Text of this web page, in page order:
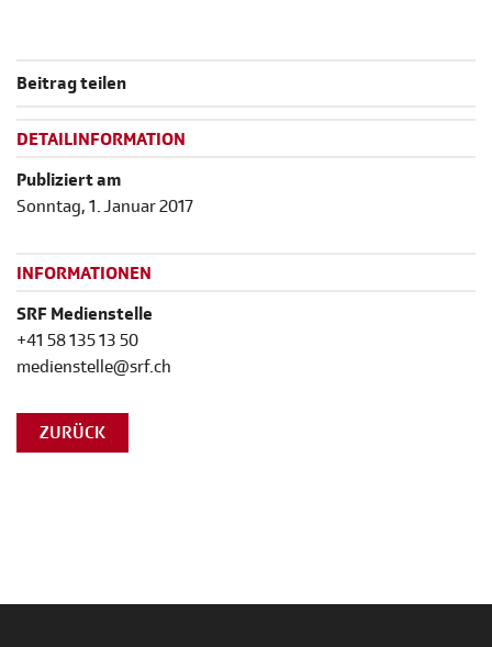
Beitrag teilen
DETAILINFORMATION
Publiziert am
Sonntag, 1. Januar 2017
INFORMATIONEN
SRF Medienstelle
+41 58 135 13 50
medienstelle@srf.ch
ZURÜCK